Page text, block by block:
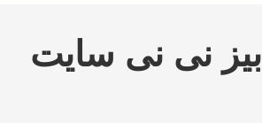
نی نی سایت